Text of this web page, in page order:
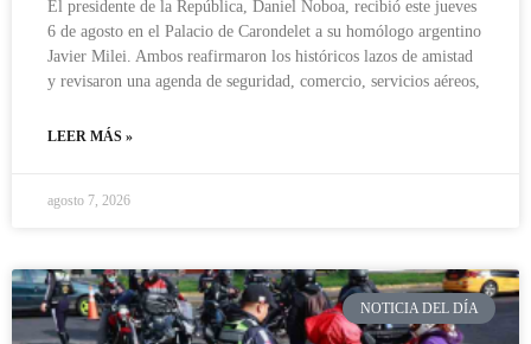
El presidente de la República, Daniel Noboa, recibió este jueves
6 de agosto en el Palacio de Carondelet a su homólogo argentino
Javier Milei. Ambos reafirmaron los históricos lazos de amistad
y revisaron una agenda de seguridad, comercio, servicios aéreos,
LEER MÁS »
agosto 7, 2026
NOTICIA DEL DÍA